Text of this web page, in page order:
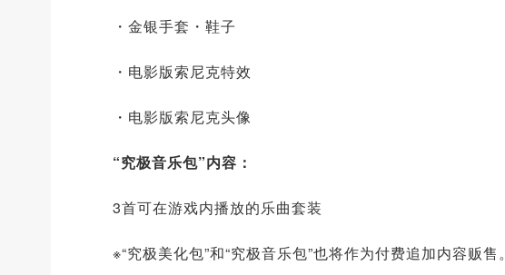
・金银手套・鞋子
・电影版索尼克特效
・电影版索尼克头像
“究极音乐包”内容：
3首可在游戏内播放的乐曲套装
※“究极美化包”和“究极音乐包”也将作为付费追加内容贩售。